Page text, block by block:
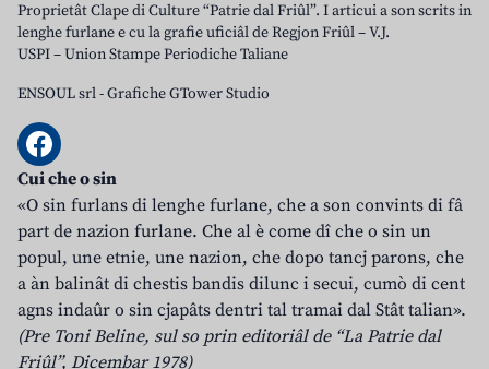
Proprietât Clape di Culture “Patrie dal Friûl”. I articui a son scrits in
lenghe furlane e cu la grafie uficiâl de Regjon Friûl – V.J.
USPI – Union Stampe Periodiche Taliane
ENSOUL srl-Grafiche GTower Studio
Cui che o sin
«O sin furlans di lenghe furlane, che a son convints di fâ
part de nazion furlane. Che al è come dî che o sin un
popul, une etnie, une nazion, che dopo tancj parons, che
a àn balinât di chestis bandis dilunc i secui, cumò di cent
agns indaûr o sin cjapâts dentri tal tramai dal Stât talian».
(Pre Toni Beline, sul so prin editoriâl de “La Patrie dal
Friûl”, Dicembar 1978)